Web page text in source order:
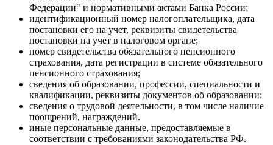
Федерации" и нормативными актами Банка России;
идентификационный номер налогоплательщика, дата
постановки его на учет, реквизиты свидетельства
постановки на учет в налоговом органе;
номер свидетельства обязательного пенсионного
страхования, дата регистрации в системе обязательного
пенсионного страхования;
сведения об образовании, профессии, специальности и
квалификации, реквизиты документов об образовании;
сведения о трудовой деятельности, в том числе наличие
поощрений, награждений.
иные персональные данные, предоставляемые в
соответствии с требованиями законодательства РФ.